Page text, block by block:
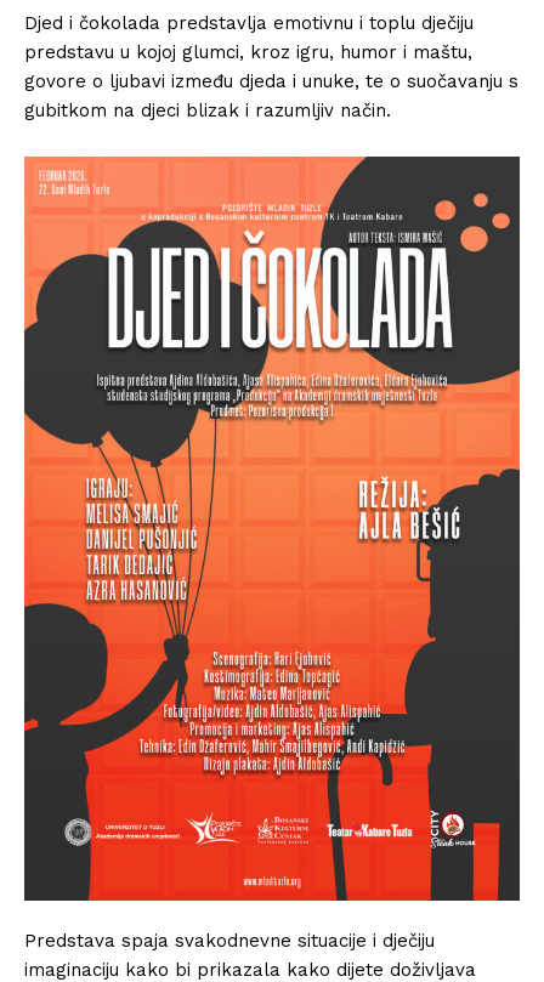
Djed i čokolada predstavlja emotivnu i toplu dječiju
predstavu u kojoj glumci, kroz igru, humor i maštu,
govore o ljubavi između djeda i unuke, te o suočavanju s
gubitkom na djeci blizak i razumljiv način.
Predstava spaja svakodnevne situacije i dječiju
imaginaciju kako bi prikazala kako dijete doživljava